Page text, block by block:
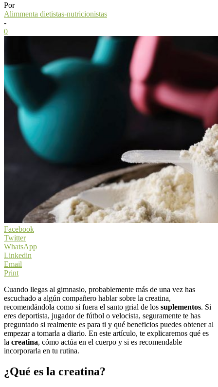
Por
Alimmenta dietistas-nutricionistas
-
0
Facebook
Twitter
WhatsApp
Linkedin
Email
Print
Cuando llegas al gimnasio, probablemente más de una vez has
escuchado a algún compañero hablar sobre la creatina,
recomendándola como si fuera el santo grial de los suplementos. Si
eres deportista, jugador de fútbol o velocista, seguramente te has
preguntado si realmente es para ti y qué beneficios puedes obtener al
empezar a tomarla a diario. En este artículo, te explicaremos qué es
la creatina, cómo actúa en el cuerpo y si es recomendable
incorporarla en tu rutina.
¿Qué es la creatina?